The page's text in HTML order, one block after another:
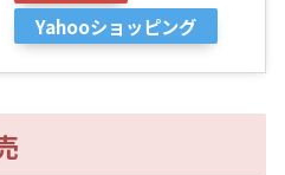
Yahooショッピング